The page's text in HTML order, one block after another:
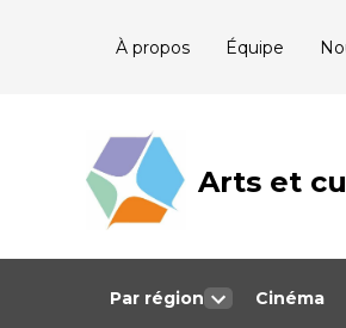
À propos Équipe
Arts et
Journalisme
Québec
Par région Cinéma